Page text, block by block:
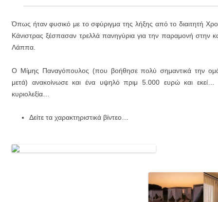
Εγγραφείτε στο κανάλι μας στο Youtube.
Εγγραφείτε στις ενημερώσεις μέσω email (1 email/ημέρα):
Όπως ήταν φυσικό με το σφύριγμα της λήξης από το διαιτητή
Κάνιστρας ξέσπασαν τρελλά πανηγύρια για την παραμονή στην
Λάππα.
Ο Μίμης Παναγόπουλος (που βοήθησε πολύ σημαντικά την
μετά) ανακοίνωσε και ένα υψηλό πριμ 5.000 ευρώ και εκεί…
κυριολεξία…
Δείτε τα χαρακτηριστικά βίντεο…